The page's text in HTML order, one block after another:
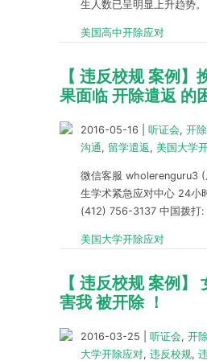
生人数已呈明显上升趋势。
美国高中开除应对
【 违反校规 案例】
果面临 开除遣返 的
2016-05-16 听证会, 开
沟通, 留学遣返, 美国大学
微信客服 wholerenguru3
生学术紧急应对中心 24小
(412) 756-3137 中国拨打:
美国大学开除应对
【 违反校规 案例】
害我 被开除 ！
2016-03-25 听证会, 开
大学开除应对, 违反校规,